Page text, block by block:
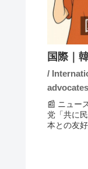
国際｜
/
📰 ニュー
党「共に
本との友